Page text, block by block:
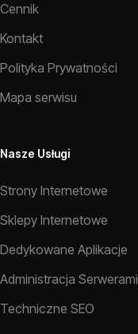
Cennik
Kontakt
Polityka Prywatności
Mapa serwisu
Nasze Usługi
Strony Internetowe
Sklepy Internetowe
Dedykowane Aplikacje
Administracja Serwerami
Techniczne SEO